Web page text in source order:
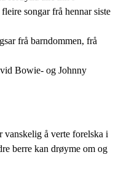
songar frå hennar siste
frå barndommen, frå
Bowie- og Johnny
vanskelig å verte forelska i
berre kan drøyme om og